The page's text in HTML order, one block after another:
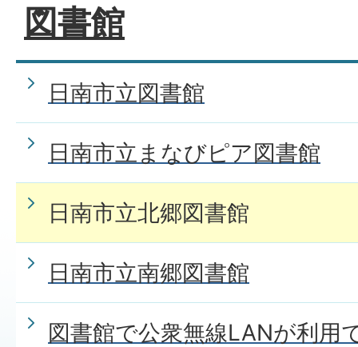
図書館
日南市立図書館
日南市立まなびピア図書館
日南市立北郷図書館
日南市立南郷図書館
図書館で公衆無線LANが利用